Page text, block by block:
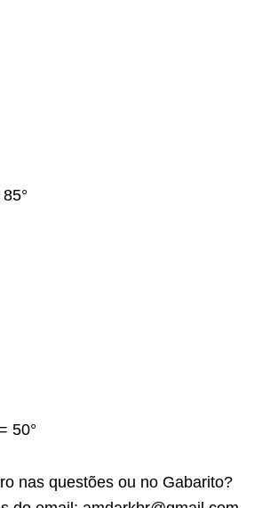
50°
nas questões ou no Gabarito?